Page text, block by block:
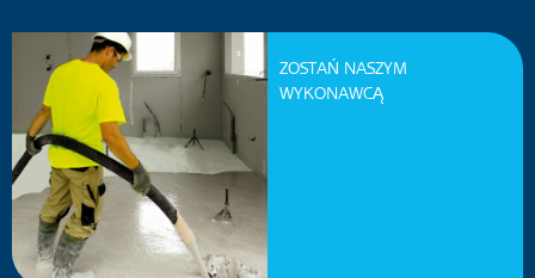
ZOSTAŃ NASZYM
WYKONAWCĄ